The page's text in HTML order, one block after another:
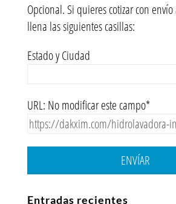
Opcional. Si quieres cotizar con
llena las siguientes casillas:
Estado y Ciudad
URL: No modificar este campo*
ENVÍAR
Entradas recientes